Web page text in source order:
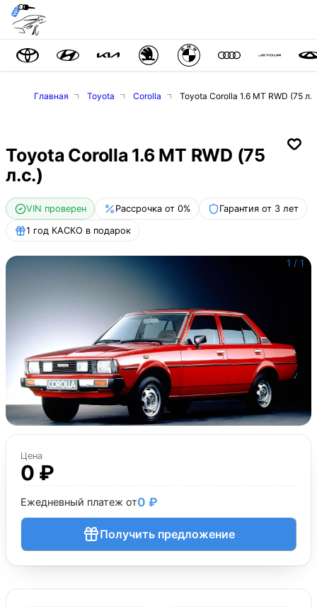
Главная Toyota Corolla Toyota Corolla 1.6 MT RWD (75
Toyota Corolla 1.6 MT RWD (75
л.с.)
VIN проверен Рассрочка от 0% Гарантия от 3 лет
1 год КАСКО в подарок
1 / 1
Цена
0 ₽
Ежедневный платеж от0 ₽
Получить предложение